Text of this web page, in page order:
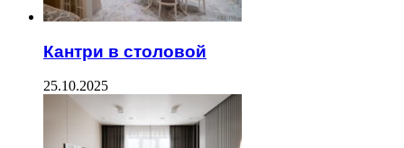
Кантри в столовой
25.10.2025